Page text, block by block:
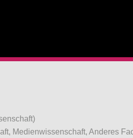
Medienwissenschaft, Anderes